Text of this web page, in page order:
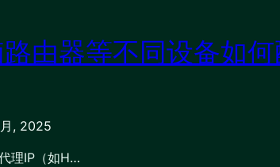
由器等不同设备如
, 2025
理IP（如H…